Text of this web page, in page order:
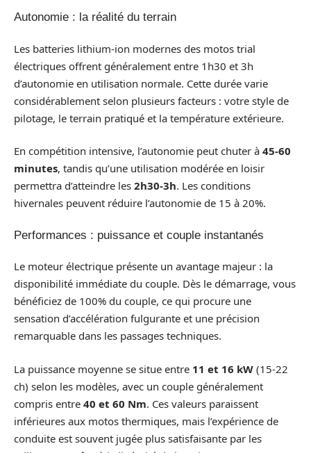
Autonomie : la réalité du terrain
Les batteries lithium-ion modernes des motos trial
électriques offrent généralement entre 1h30 et 3h
d’autonomie en utilisation normale. Cette durée varie
considérablement selon plusieurs facteurs : votre style de
pilotage, le terrain pratiqué et la température extérieure.
En compétition intensive, l’autonomie peut chuter à 45-60
minutes, tandis qu’une utilisation modérée en loisir
permettra d’atteindre les 2h30-3h. Les conditions
hivernales peuvent réduire l’autonomie de 15 à 20%.
Performances : puissance et couple instantanés
Le moteur électrique présente un avantage majeur : la
disponibilité immédiate du couple. Dès le démarrage, vous
bénéficiez de 100% du couple, ce qui procure une
sensation d’accélération fulgurante et une précision
remarquable dans les passages techniques.
La puissance moyenne se situe entre 11 et 16 kW (15-22
ch) selon les modèles, avec un couple généralement
compris entre 40 et 60 Nm. Ces valeurs paraissent
inférieures aux motos thermiques, mais l’expérience de
conduite est souvent jugée plus satisfaisante par les